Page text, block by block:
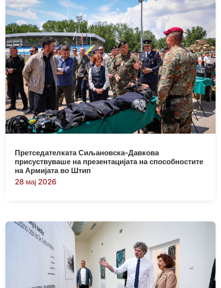
Претседателката Сиљановска-Давкова
присуствуваше на презентацијата на способностите
на Армијата во Штип
28 мај 2026